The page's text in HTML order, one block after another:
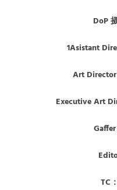
DoP
1Asistant
Art Director
Executive Art
TC：